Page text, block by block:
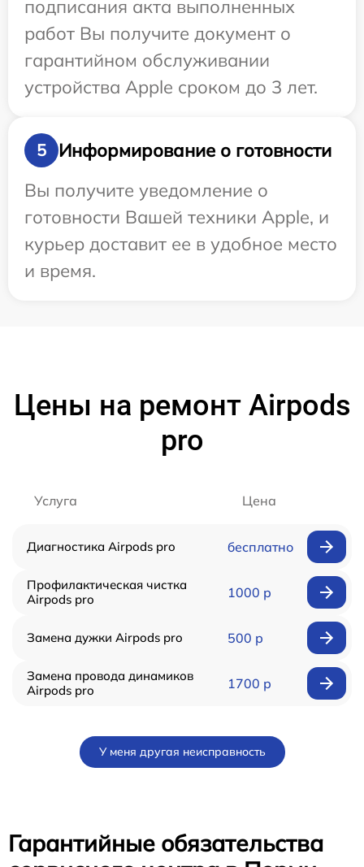
подписания акта выполненных
работ Вы получите документ о
гарантийном обслуживании
устройства Apple сроком до 3 лет.
5
Информирование о готовности
Вы получите уведомление о
готовности Вашей техники Apple, и
курьер доставит ее в удобное место
и время.
Цены на ремонт Airpods
pro
Услуга Цена
Диагностика Airpods pro бесплатно
Профилактическая чистка
Airpods pro
1000 р
Замена дужки Airpods pro 500 р
Замена провода динамиков
Airpods pro
1700 р
У меня другая неисправность
Гарантийные обязательства